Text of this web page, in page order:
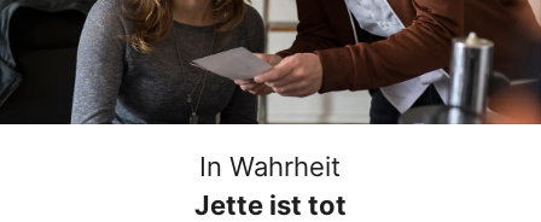
In Wahrheit
Jette ist tot